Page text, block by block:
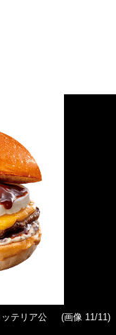
テリア公
(画像 11/11)